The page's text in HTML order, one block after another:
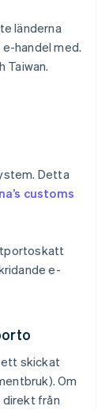
länderna
handel med.
Taiwan.
Detta
customs
e-
skickat
Om
direkt från